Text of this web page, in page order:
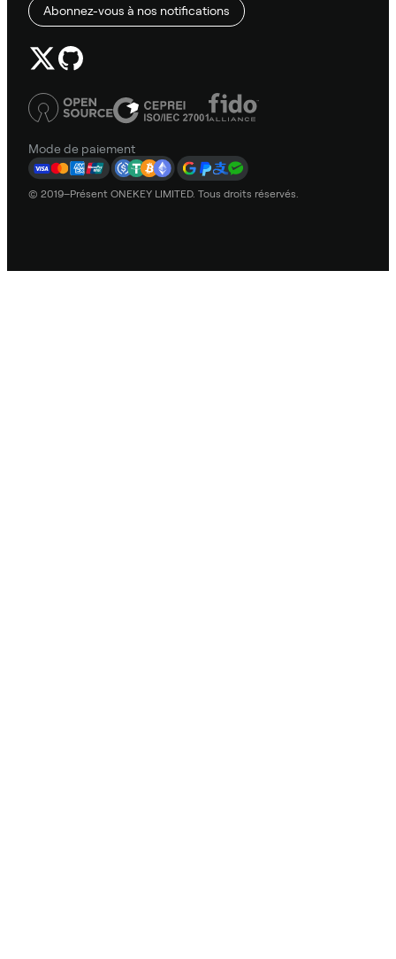
Abonnez-vous à nos notifications
Mode de paiement
© 2019–Présent ONEKEY LIMITED. Tous droits réservés.